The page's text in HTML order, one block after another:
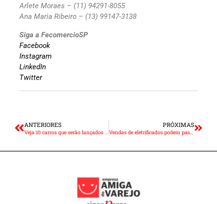
Arlete Moraes – (11) 94291-8055
Ana Maria Ribeiro – (13) 99147-3138
Siga a FecomercioSP
Facebook
Instagram
LinkedIn
Twitter
ANTERIORES
Veja 10 carros que serão lançados no Brasil em 2024
PRÓXIMAS
Vendas de eletrificados podem passar de 150 mil veículos em 2024